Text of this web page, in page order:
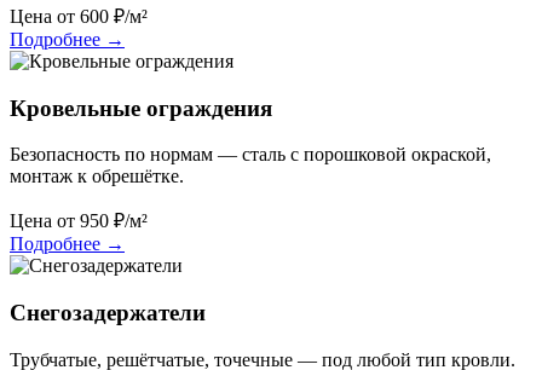
Цена от 600 ₽/м²
Подробнее →
Кровельные ограждения
Безопасность по нормам — сталь с порошковой окраской,
монтаж к обрешётке.
Цена от 950 ₽/м²
Подробнее →
Снегозадержатели
Трубчатые, решётчатые, точечные — под любой тип кровли.